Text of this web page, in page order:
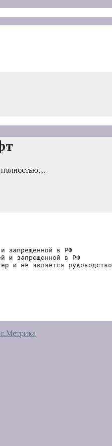
полностью…
запрещенной в РФ
и запрещенной в РФ
и не является